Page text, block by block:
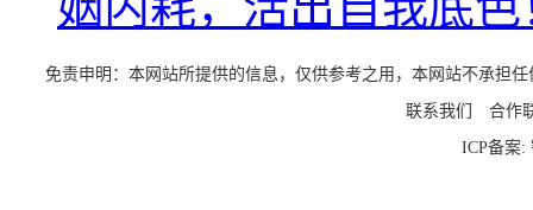
免责申明：本网站所提供的信息，仅供参考之用，本网站不承担
联系我们 合作
ICP备案: